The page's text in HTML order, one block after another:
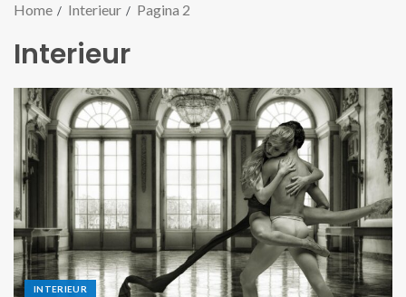
Home Interieur Pagina 2
Interieur
INTERIEUR